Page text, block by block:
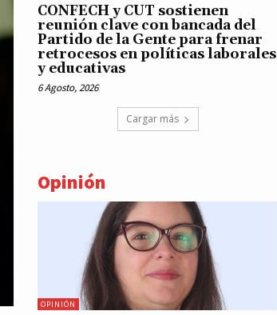
CONFECH y CUT sostienen
reunión clave con bancada del
Partido de la Gente para frenar
retrocesos en políticas laborales
y educativas
6 Agosto, 2026
Cargar más
Opinión
OPINIÓN